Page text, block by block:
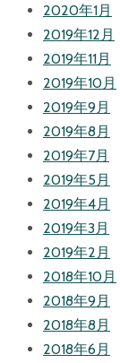
2020年1月
2019年12月
2019年11月
2019年10月
2019年9月
2019年8月
2019年7月
2019年5月
2019年4月
2019年3月
2019年2月
2018年10月
2018年9月
2018年8月
2018年6月